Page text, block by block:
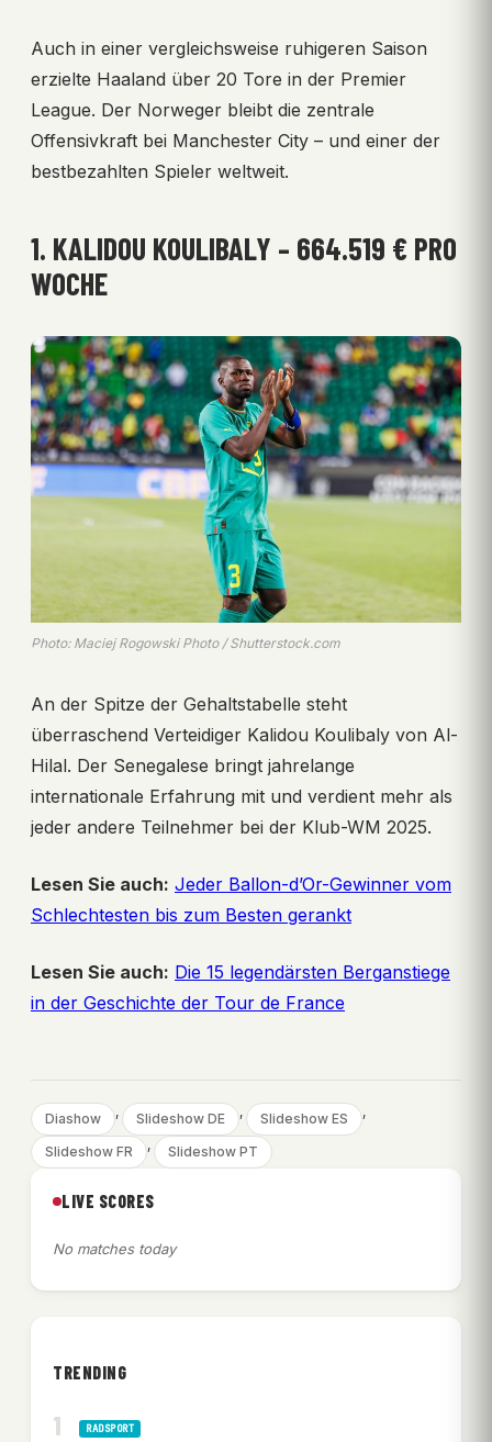
Auch in einer vergleichsweise ruhigeren Saison
erzielte Haaland über 20 Tore in der Premier
League. Der Norweger bleibt die zentrale
Offensivkraft bei Manchester City – und einer der
bestbezahlten Spieler weltweit.
1. KALIDOU KOULIBALY – 664.519 € PRO
WOCHE
Photo: Maciej Rogowski Photo / Shutterstock.com
An der Spitze der Gehaltstabelle steht
überraschend Verteidiger Kalidou Koulibaly von Al-
Hilal. Der Senegalese bringt jahrelange
internationale Erfahrung mit und verdient mehr als
jeder andere Teilnehmer bei der Klub-WM 2025.
Lesen Sie auch: Jeder Ballon-d’Or-Gewinner vom
Schlechtesten bis zum Besten gerankt
Lesen Sie auch: Die 15 legendärsten Berganstiege
in der Geschichte der Tour de France
Diashow , Slideshow DE , Slideshow ES ,
Slideshow FR , Slideshow PT
LIVE SCORES
No matches today
TRENDING
RADSPORT